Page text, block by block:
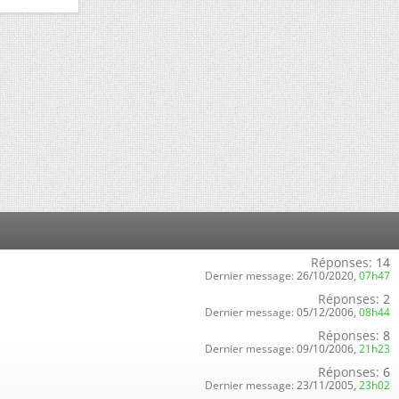
Réponses: 14
Dernier message: 26/10/2020, 07h47
Réponses: 2
Dernier message: 05/12/2006, 08h44
Réponses: 8
Dernier message: 09/10/2006, 21h23
Réponses: 6
Dernier message: 23/11/2005, 23h02